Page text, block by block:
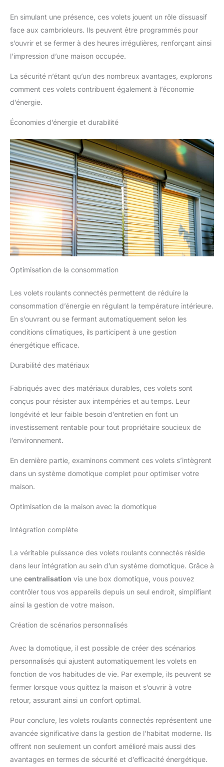
En simulant une présence, ces volets jouent un rôle dissuasif
face aux cambrioleurs. Ils peuvent être programmés pour
s’ouvrir et se fermer à des heures irrégulières, renforçant ainsi
l’impression d’une maison occupée.
La sécurité n’étant qu’un des nombreux avantages, explorons
comment ces volets contribuent également à l’économie
d’énergie.
Économies d’énergie et durabilité
Optimisation de la consommation
Les volets roulants connectés permettent de réduire la
consommation d’énergie en régulant la température intérieure.
En s’ouvrant ou se fermant automatiquement selon les
conditions climatiques, ils participent à une gestion
énergétique efficace.
Durabilité des matériaux
Fabriqués avec des matériaux durables, ces volets sont
conçus pour résister aux intempéries et au temps. Leur
longévité et leur faible besoin d’entretien en font un
investissement rentable pour tout propriétaire soucieux de
l’environnement.
En dernière partie, examinons comment ces volets s’intègrent
dans un système domotique complet pour optimiser votre
maison.
Optimisation de la maison avec la domotique
Intégration complète
La véritable puissance des volets roulants connectés réside
dans leur intégration au sein d’un système domotique. Grâce à
une centralisation via une box domotique, vous pouvez
contrôler tous vos appareils depuis un seul endroit, simplifiant
ainsi la gestion de votre maison.
Création de scénarios personnalisés
Avec la domotique, il est possible de créer des scénarios
personnalisés qui ajustent automatiquement les volets en
fonction de vos habitudes de vie. Par exemple, ils peuvent se
fermer lorsque vous quittez la maison et s’ouvrir à votre
retour, assurant ainsi un confort optimal.
Pour conclure, les volets roulants connectés représentent une
avancée significative dans la gestion de l’habitat moderne. Ils
offrent non seulement un confort amélioré mais aussi des
avantages en termes de sécurité et d’efficacité énergétique.